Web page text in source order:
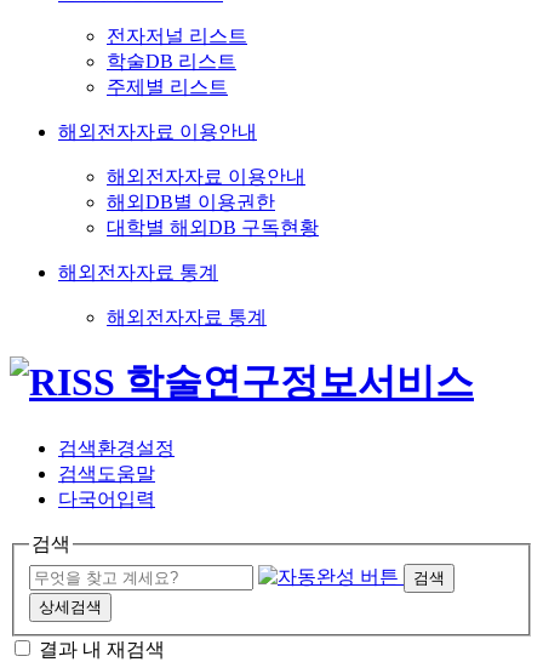
전자저널 리스트
학술DB 리스트
주제별 리스트
해외전자자료 이용안내
해외전자자료 이용안내
해외DB별 이용권한
대학별 해외DB 구독현황
해외전자자료 통계
해외전자자료 통계
검색환경설정
검색도움말
다국어입력
검색
검색
상세검색
결과 내 재검색